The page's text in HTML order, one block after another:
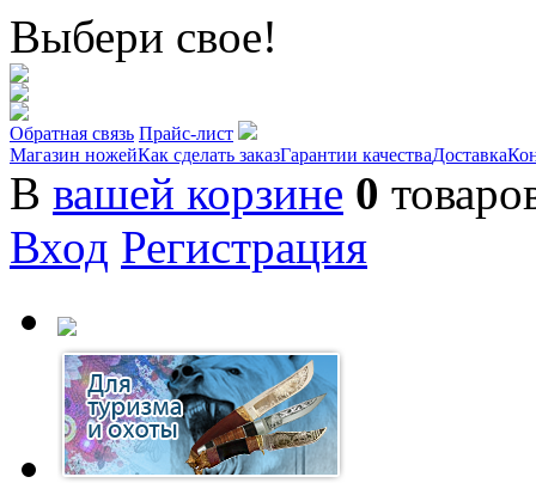
Выбери свое!
Обратная связь Прайс-лист
Магазин ножейКак сделать заказГарантии качестваДоставка
В вашей корзине 0
Вход Регистрация